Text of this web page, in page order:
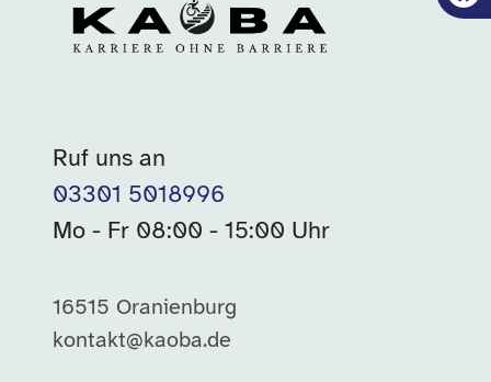
Ruf uns an
03301 5018996
Mo - Fr 08:00 - 15:00 Uhr
16515 Oranienburg
kontakt@kaoba.de